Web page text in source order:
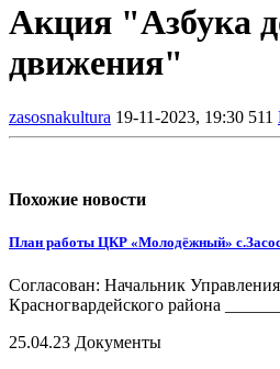
Акция "Азбука
движения"
zasosnakultura 19-11-2023, 19:30 511
Похожие новости
План работы ЦКР «Молодёжный»
Согласован: Начальник
Красногвардейского района
25.04.23 Документы